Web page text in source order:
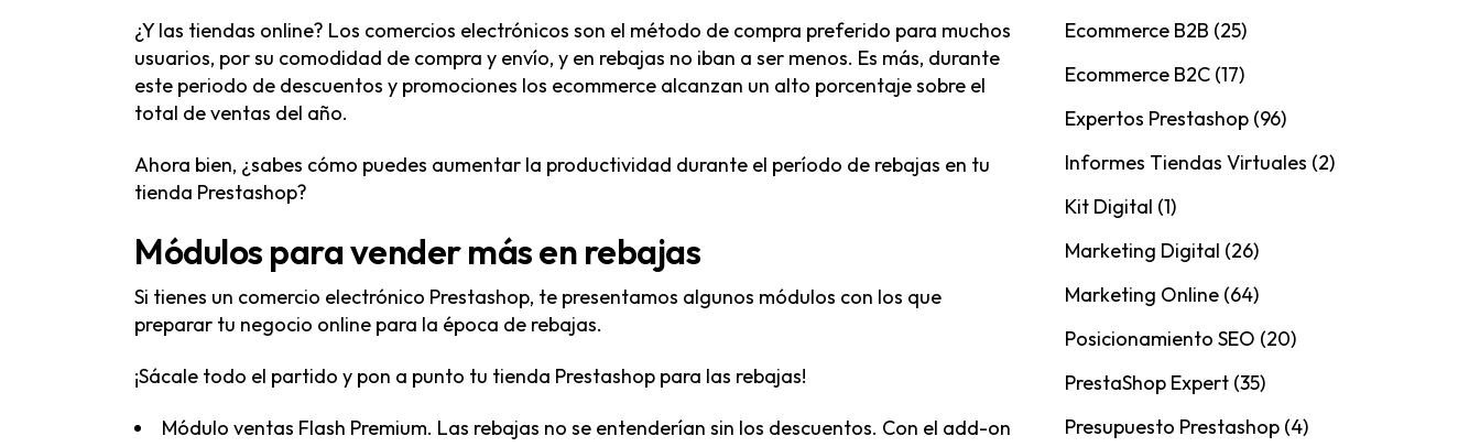
¿Y las tiendas online? Los comercios electrónicos son el método de compra preferido para muchos
usuarios, por su comodidad de compra y envío, y en rebajas no iban a ser menos. Es más, durante
este periodo de descuentos y promociones los ecommerce alcanzan un alto porcentaje sobre el
total de ventas del año.
Ahora bien, ¿sabes cómo puedes aumentar la productividad durante el período de rebajas en tu
tienda Prestashop?
Módulos para vender más en rebajas
Si tienes un comercio electrónico Prestashop, te presentamos algunos módulos con los que
preparar tu negocio online para la época de rebajas.
¡Sácale todo el partido y pon a punto tu tienda Prestashop para las rebajas!
Módulo ventas Flash Premium. Las rebajas no se entenderían sin los descuentos. Con el add-on
Ecommerce B2B (25)
Ecommerce B2C (17)
Expertos Prestashop (96)
Informes Tiendas Virtuales (2)
Kit Digital (1)
Marketing Digital (26)
Marketing Online (64)
Posicionamiento SEO (20)
PrestaShop Expert (35)
Presupuesto Prestashop (4)